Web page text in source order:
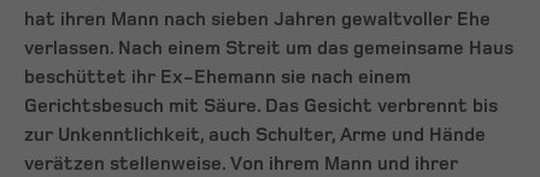
hat ihren Mann nach sieben Jahren gewaltvoller Ehe
verlassen. Nach einem Streit um das gemeinsame Haus
beschüttet ihr Ex-Ehemann sie nach einem
Gerichtsbesuch mit Säure. Das Gesicht verbrennt bis
zur Unkenntlichkeit, auch Schulter, Arme und Hände
verätzen stellenweise. Von ihrem Mann und ihrer